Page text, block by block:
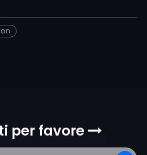
per favore 